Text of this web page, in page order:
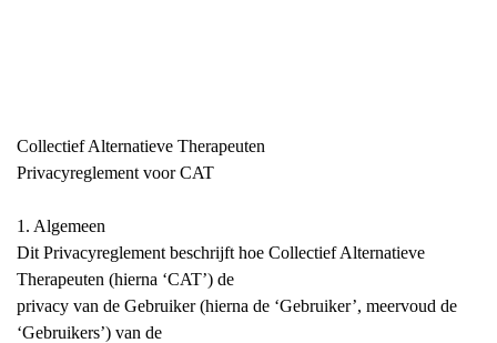
Collectief Alternatieve Therapeuten
Privacyreglement voor CAT
1. Algemeen
Dit Privacyreglement beschrijft hoe Collectief Alternatieve
Therapeuten (hierna ‘CAT’) de
privacy van de Gebruiker (hierna de ‘Gebruiker’, meervoud de
‘Gebruikers’) van de